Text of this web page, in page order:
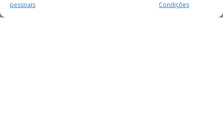
pessoais
Condições